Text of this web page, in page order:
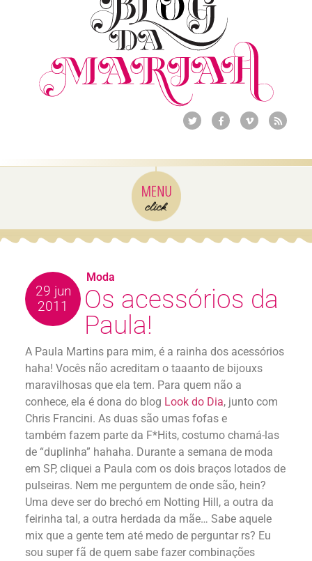
29 jun
2011
Os acessórios da
Paula!
A Paula Martins para mim, é a rainha dos acessórios
haha! Vocês não acreditam o taaanto de bijouxs
maravilhosas que ela tem. Para quem não a
conhece, ela é dona do blog Look do Dia, junto com
Chris Francini. As duas são umas fofas e
também fazem parte da F*Hits, costumo chamá-las
de “duplinha” hahaha. Durante a semana de moda
em SP, cliquei a Paula com os dois braços lotados de
pulseiras. Nem me perguntem de onde são, hein?
Uma deve ser do brechó em Notting Hill, a outra da
feirinha tal, a outra herdada da mãe… Sabe aquele
mix que a gente tem até medo de perguntar rs? Eu
sou super fã de quem sabe fazer combinações
Moda